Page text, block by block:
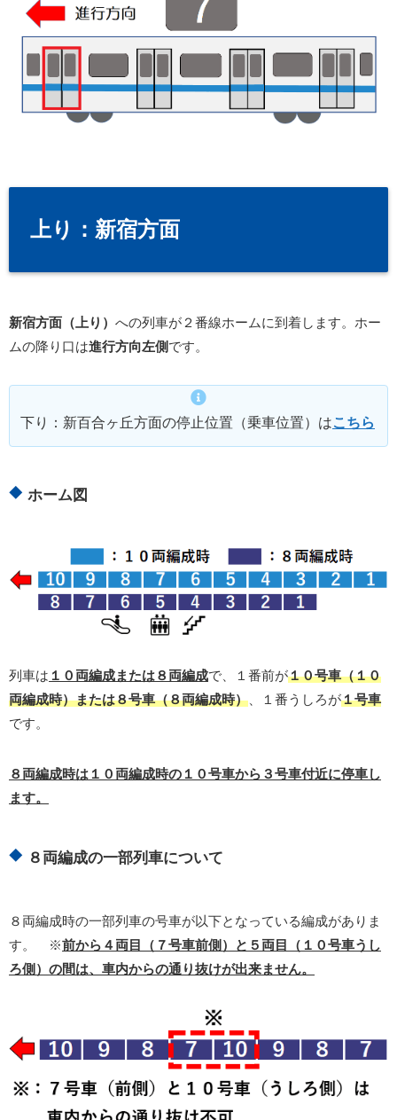
上り：新宿方面
新宿方面（上り） への列車が２番線ホームに到着します。ホー
ムの降り口は進行方向左側です。
下り：新百合ヶ丘方面の停止位置（乗車位置）はこちら
ホーム図
列車は １０両編成または８両編成で、１番前が１０号車（１０
両編成時）または８号車（８両編成時） 、１番うしろが１号車
です。
８両編成時は１０両編成時の１０号車から３号車付近に停車し
ます。
８両編成の一部列車について
８両編成時の一部列車の号車が以下となっている編成がありま
す。 ※前から４両目（７号車前側）と５両目（１０号車うし
ろ側）の間は、車内からの通り抜けが出来ません。